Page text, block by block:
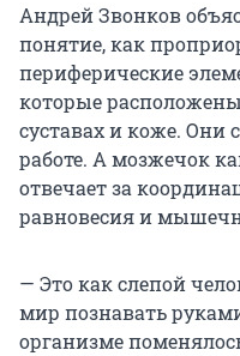
Андрей Звонков
понятие, как
периферические
которые
суставах и коже. Они
работе. А мозжечок
отвечает за
равновесия и
— Это как слепой
мир познавать
организме